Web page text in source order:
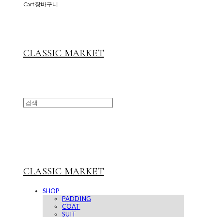
Cart장바구니
CLASSIC MARKET
CLASSIC MARKET
SHOP
PADDING
COAT
SUIT